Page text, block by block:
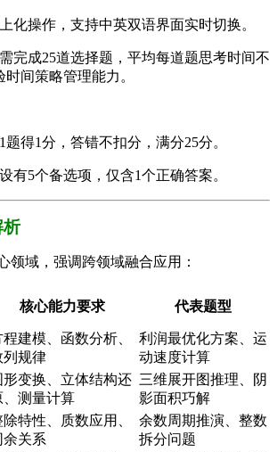
化操作，支持中英双语界面实时切换。
需完成25道选择题，平均每道题思考时间不
间策略管理能力。
题得1分，答错不扣分，满分25分。
有5个备选项，仅含1个正确答案。
析​
领域，强调跨领域融合应用：
​核心能力要求​ ​代表题型​
程建模、函数分析、
列规律
利润最优化方案、运
动速度计算
形变换、立体结构还
、测量计算
三维展开图推理、阴
影面积巧解
除特性、质数应用、
余关系
余数周期推演、整数
拆分问题